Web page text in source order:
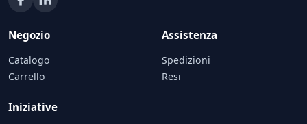
Negozio
Catalogo
Carrello
Assistenza
Spedizioni
Resi
Iniziative